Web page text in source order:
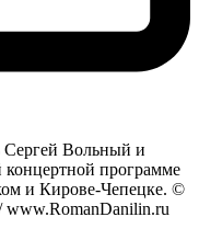
Вольный и
концертной программе
и Кирове-Чепецке. ©